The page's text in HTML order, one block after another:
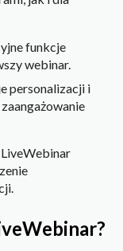
funkcje
webinar.
personalizacji i